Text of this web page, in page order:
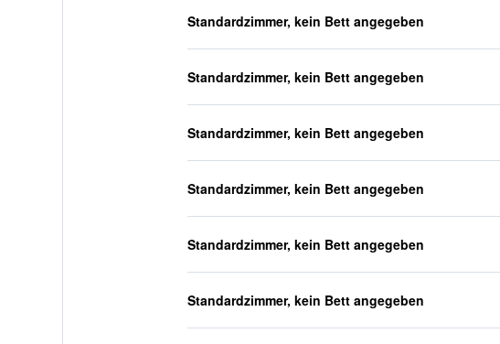
Standardzimmer, kein Bett angegeben
Standardzimmer, kein Bett angegeben
Standardzimmer, kein Bett angegeben
Standardzimmer, kein Bett angegeben
Standardzimmer, kein Bett angegeben
Standardzimmer, kein Bett angegeben